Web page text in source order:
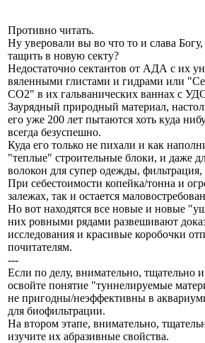
Противно читать.
Ну уверовали вы во что то и слава Богу,
тащить в новую секту?
Недостаточно сектантов от АДА с их
вяленными глистами и гидрами или
СО2" в их гальванических ваннах с
Заурядный природный материал,
его уже 200 лет пытаются хоть куда
всегда безуспешно.
Куда его только не пихали и как
"теплые" строительные блоки, и даже
волокон для супер одежды, фильтрация,
При себестоимости копейка/тонна и
залежах, так и остается
Но вот находятся все новые и новые
них ровными рядами развешивают
исследования и красивые коробочки
почитателям.
---
Если по делу, внимательно, тщательно
освойте понятие "туннелируемые
не пригодны/неэффективны в
для биофильтрации.
На втором этапе, внимательно,
изучите их абразивные свойства.